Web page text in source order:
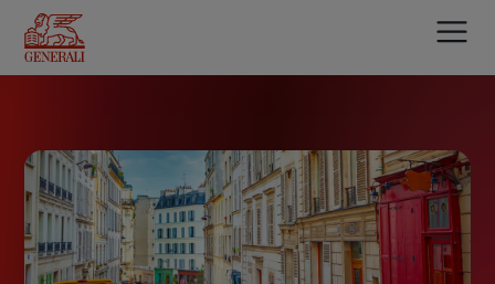
contenu
principal